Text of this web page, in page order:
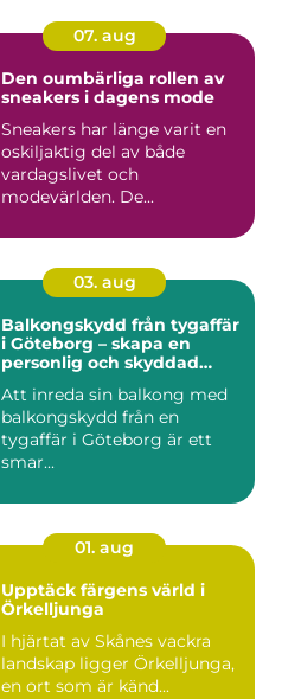
07. aug
Den oumbärliga rollen av
sneakers i dagens mode
Sneakers har länge varit en
oskiljaktig del av både
vardagslivet och
modevärlden. De...
03. aug
Balkongskydd från tygaffär
i Göteborg – skapa en
personlig och skyddad
Att inreda sin balkong med
balkongskydd från en
tygaffär i Göteborg är ett
smar...
01. aug
Upptäck färgens värld i
Örkelljunga
I hjärtat av Skånes vackra
landskap ligger Örkelljunga,
en ort som är känd...